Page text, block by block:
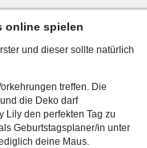
online spielen
und dieser sollte natürlich
treffen. Die
die Deko darf
Lily den perfekten Tag zu
Geburtstagsplaner/in unter
deine Maus.